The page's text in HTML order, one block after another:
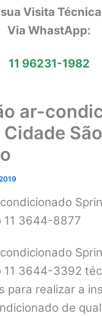
Visita
Via WhastApp:
11 96231-1982
ar-
São
11 3644-8877
11 3644-3392
para realizar a
de